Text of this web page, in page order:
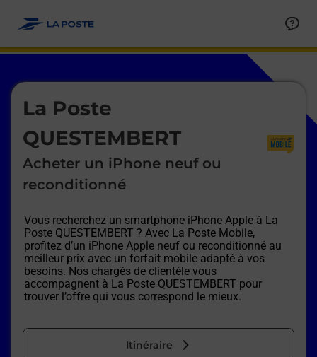
La Poste
QUESTEMBERT
Acheter un iPhone neuf ou
reconditionné
Vous recherchez un smartphone iPhone Apple à La
Poste QUESTEMBERT ? Avec La Poste Mobile,
profitez d’un iPhone Apple neuf ou reconditionné au
meilleur prix avec un forfait mobile adapté à vos
besoins. Nos chargés de clientèle vous
accompagnent à La Poste QUESTEMBERT pour
trouver l’offre qui vous correspond le mieux.
Itinéraire
Le lien s'ouvre dans un nouvel onglet